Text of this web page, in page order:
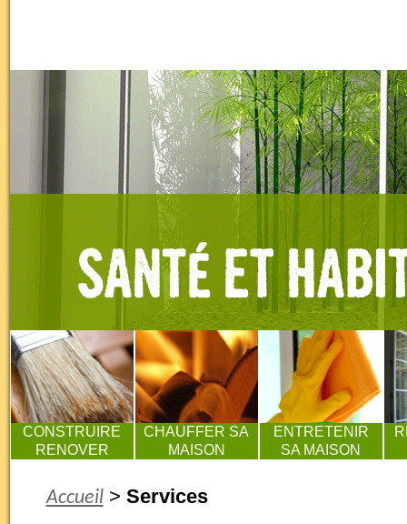
CONSTRUIRE
RENOVER
CHAUFFER SA
MAISON
ENTRETENIR
SA MAISON
Accueil> Services